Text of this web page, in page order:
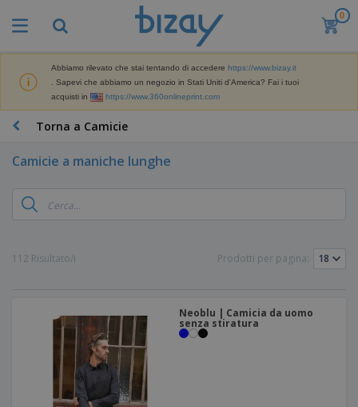
0
Abbiamo rilevato che stai tentando di accedere https://www.bizay.it
. Sapevi che abbiamo un negozio in Stati Uniti d'America? Fai i tuoi
acquisti in
https://www.360onlineprint.com
Torna a Camicie
Camicie a maniche lunghe
112 Risultato/i Prodotti per pagina:
Neoblu | Camicia da uomo
senza stiratura